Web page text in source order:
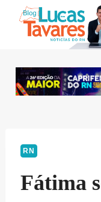
RN
Fátima